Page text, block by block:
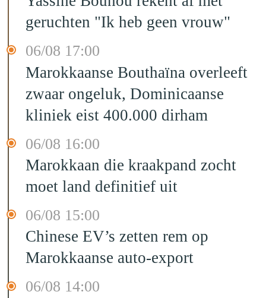
geruchten "Ik heb geen vrouw"
06/08 17:00
Marokkaanse Bouthaïna overleeft
zwaar ongeluk, Dominicaanse
kliniek eist 400.000 dirham
06/08 16:00
Marokkaan die kraakpand zocht
moet land definitief uit
06/08 15:00
Chinese EV’s zetten rem op
Marokkaanse auto-export
06/08 14:00